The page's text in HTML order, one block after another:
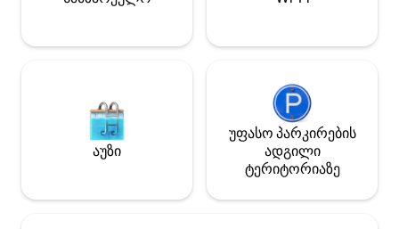
დასვენებისა და გართობის
კომფორტი, კონფიდენციალურობა და
განსაკუთრებული ხედი.
ქურის ყველა
სახლში იყოთ...
აუზი
უფასო პარკირების
ადგილი
ტერიტორიაზე